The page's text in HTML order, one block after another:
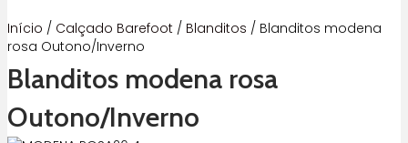
Início / Calçado Barefoot / Blanditos / Blanditos modena
rosa Outono/Inverno
Blanditos modena rosa
Outono/Inverno